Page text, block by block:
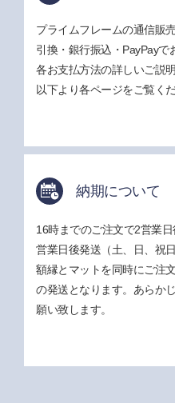
プライムフレームの通信販
引換・銀行振込・PayPayで
各お支払方法の詳しいご説
以下より各ページをご覧くだ
納期について
16時までのご注文で2営業
営業日後発送（土、日、祝
額縁とマットを同時にご注
の発送となります。あらか
願い致します。